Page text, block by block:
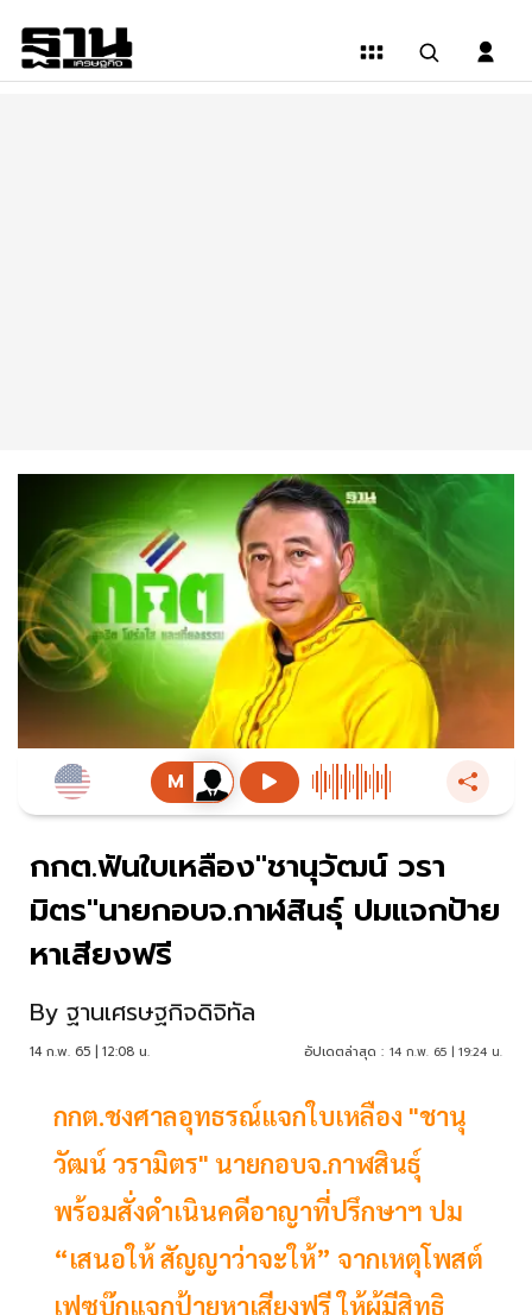
กกต.ฟันใบเหลือง"ชานุวัฒน์ วรา
มิตร"นายกอบจ.กาฬสินธุ์ ปมแจกป้าย
หาเสียงฟรี
By ฐานเศรษฐกิจดิจิทัล
14 ก.พ. 65 | 12:08 น. อัปเดตล่าสุด : 14 ก.พ. 65 | 19:24 น.
กกต.ชงศาลอุทธรณ์แจกใบเหลือง "ชานุ
วัฒน์ วรามิตร" นายกอบจ.กาฬสินธุ์
พร้อมสั่งดำเนินคดีอาญาที่ปรึกษาฯ ปม
“เสนอให้ สัญญาว่าจะให้” จากเหตุโพสต์
เฟซบุ๊กแจกป้ายหาเสียงฟรี ให้ผู้มีสิทธิ